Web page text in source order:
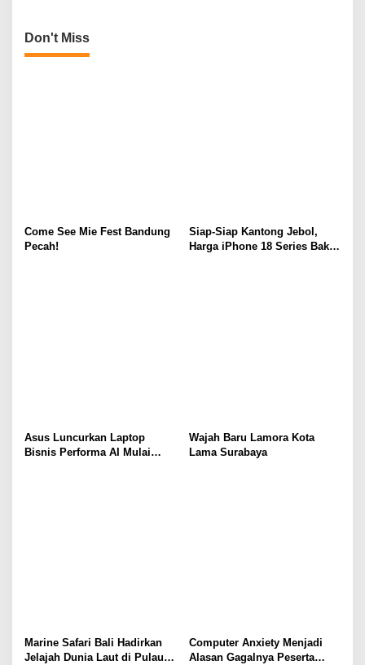
o
n
Don't Miss
Come See Mie Fest Bandung
Pecah!
Siap-Siap Kantong Jebol,
Harga iPhone 18 Series Bakal
Asus Luncurkan Laptop
Bisnis Performa AI Mulai
Wajah Baru Lamora Kota
Lama Surabaya
Marine Safari Bali Hadirkan
Jelajah Dunia Laut di Pulau
Computer Anxiety Menjadi
Alasan Gagalnya Peserta